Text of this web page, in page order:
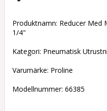
Produktnamn: Reducer
1/4"
Kategori: Pneumatisk
Varumärke: Proline
Modellnummer: 66385